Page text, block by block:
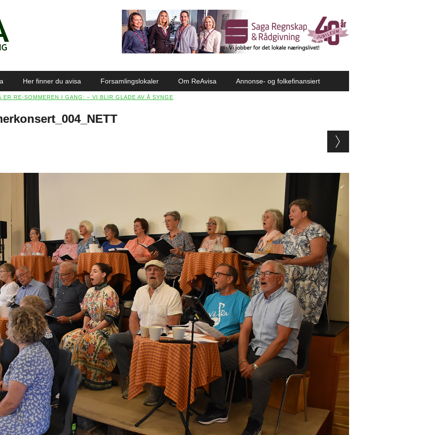
Her finner du avisa Forsamlingslokaler Om ReAvisa Annonse- og folkefinansiert
ER RE-SOMMEREN I GANG: – VI BLIR GLADE AV Å SYNGE